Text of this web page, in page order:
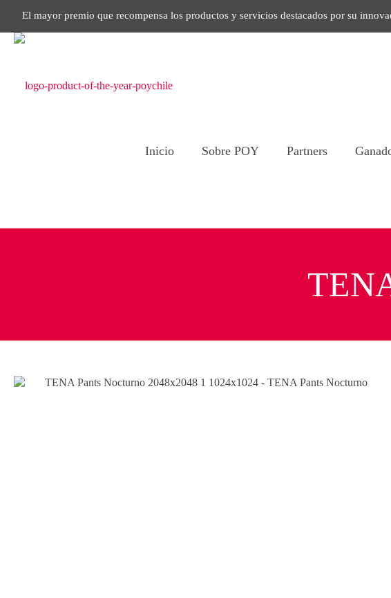
El mayor premio que recompensa los productos y servicios destacados por su
Inicio Sobre POY Partners